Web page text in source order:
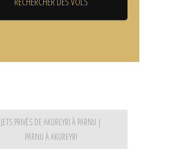
JETS PRIVÉS DE AKUREYRI À PÄRNU |
PÄRNU À AKUREYRI